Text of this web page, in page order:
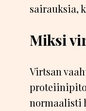
sairauksia,
Miksi
Virtsan
normaalisti